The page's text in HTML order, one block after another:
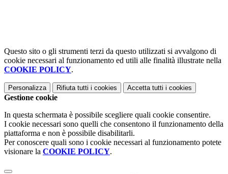
Questo sito o gli strumenti terzi da questo utilizzati si avvalgono di
cookie necessari al funzionamento ed utili alle finalità illustrate nella
COOKIE POLICY.
Personalizza Rifiuta tutti i cookies Accetta tutti i cookies
Gestione cookie
In questa schermata è possibile scegliere quali cookie consentire.
I cookie necessari sono quelli che consentono il funzionamento della
piattaforma e non è possibile disabilitarli.
Per conoscere quali sono i cookie necessari al funzionamento potete
visionare la COOKIE POLICY.